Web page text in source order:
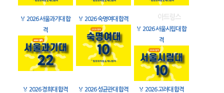
🏅 2026 서울과기대 합
격
🏅 2026 숙명여대 합격
🏅 2026 서울시립대 합
격
🏅 2026 경희대 합격 🏅 2026 성균관대 합격 🏅 2026 고려대 합격